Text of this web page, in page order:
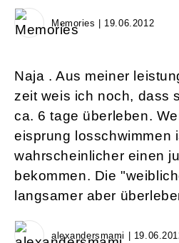
Memories | 19.06.2012
Naja . Aus meiner
zeit weis ich noch, dass
ca. 6 tage überleben.
eisprung losschwimmen
wahrscheinlicher einen
bekommen. Die
langsamer aber
alexandersmami |